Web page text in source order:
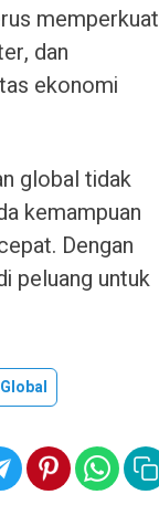
memperkuat
dan
ekonomi
global tidak
kemampuan
Dengan
peluang untuk